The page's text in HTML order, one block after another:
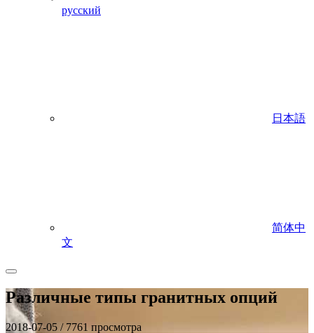
русский
日本語
简体中
文
Различные типы гранитных опций
2018-07-05 / 7761 просмотра